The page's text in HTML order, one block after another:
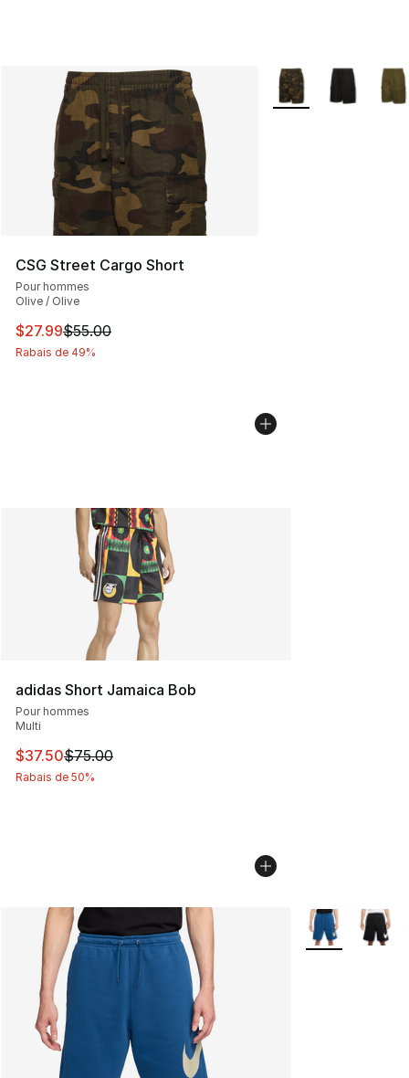
CSG Street Cargo Short
Pour hommes
Olive / Olive
Cet article est en solde. Le prix est passé de $55.00 à
$27.99$55.00
Rabais de 49%
Plus de couleurs
adidas Short Jamaica Bob
Pour hommes
Multi
Cet article est en solde. Le prix est passé de $75.00 à
$37.50$75.00
Rabais de 50%
Plus de